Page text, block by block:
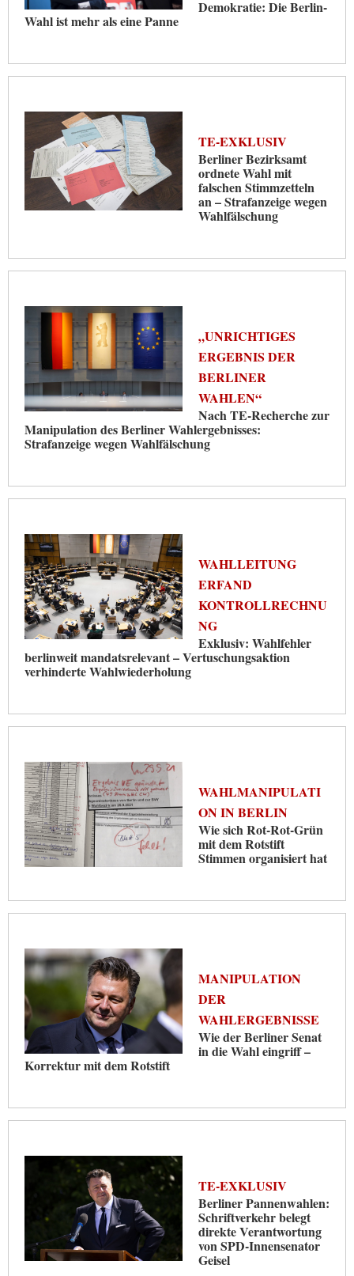
Demokratie: Die Berlin-
Wahl ist mehr als eine Panne
TE-EXKLUSIV
Berliner Bezirksamt
ordnete Wahl mit
falschen Stimmzetteln
an – Strafanzeige wegen
Wahlfälschung
„UNRICHTIGES
ERGEBNIS DER
BERLINER
WAHLEN“
Nach TE-Recherche zur
Manipulation des Berliner Wahlergebnisses:
Strafanzeige wegen Wahlfälschung
WAHLLEITUNG
ERFAND
KONTROLLRECHNU
NG
Exklusiv: Wahlfehler
berlinweit mandatsrelevant – Vertuschungsaktion
verhinderte Wahlwiederholung
WAHLMANIPULATI
ON IN BERLIN
Wie sich Rot-Rot-Grün
mit dem Rotstift
Stimmen organisiert hat
MANIPULATION
DER
WAHLERGEBNISSE
Wie der Berliner Senat
in die Wahl eingriff –
Korrektur mit dem Rotstift
TE-EXKLUSIV
Berliner Pannenwahlen:
Schriftverkehr belegt
direkte Verantwortung
von SPD-Innensenator
Geisel